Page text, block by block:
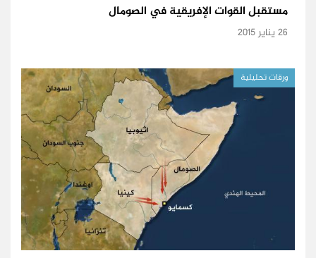
مستقبل القوات الإفريقية في الصومال
26 يناير 2015
ورقات تحليلية